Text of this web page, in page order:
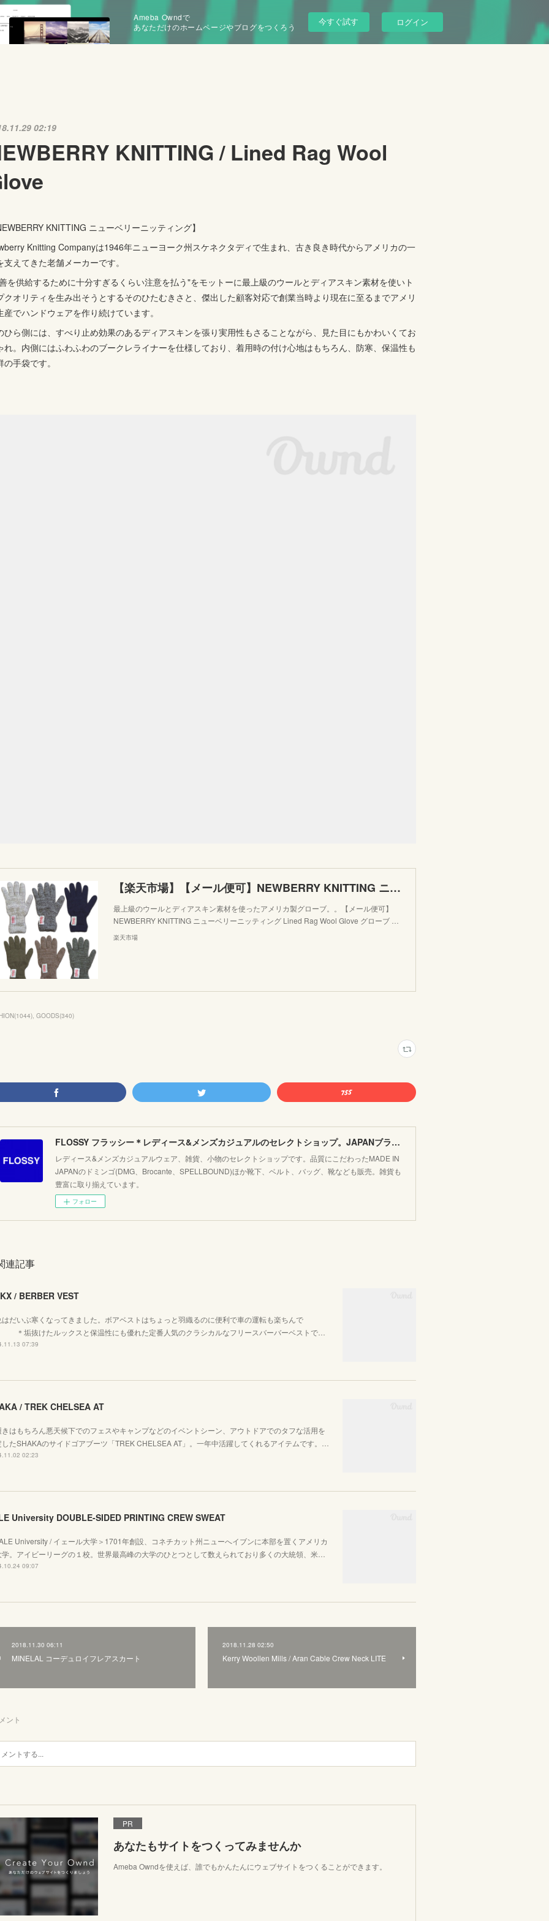
Ameba Owndで
あなただけのホームページやブログをつくろう
今すぐ試す ログイン
02:19
KNITTING / Lined Rag Wool
KNITTING ニューベリーニッティング】
Knitting Companyは1946年ニューヨーク州スケネクタディで生まれ、古き良き時代からアメリカの一
支えてきた老舗メーカーです。
を供給するために十分すぎるくらい注意を払う"をモットーに最上級のウールとディアスキン素材を使いト
クオリティを生み出そうとするそのひたむきさと、傑出した顧客対応で創業当時より現在に至るまでアメリ
産でハンドウェアを作り続けています。
ひら側には、すべり止め効果のあるディアスキンを張り実用性もさることながら、見た目にもかわいくてお
れ。内側にはふわふわのブークレライナーを仕様しており、着用時の付け心地はもちろん、防寒、保温性も
の手袋です。
【楽天市場】【メール便可】NEWBERRY KNITTING ニューベリーニッティング Lined Rag Wool Glove グローブ 手袋 deerskin 防寒 レディース フリーサイズ アメ
最上級のウールとディアスキン素材を使ったアメリカ製グローブ。。【メール便可】
NEWBERRY KNITTING ニューベリーニッティング Lined Rag Wool Glove グローブ …
楽天市場
(1044) GOODS(340)
FLOSSY フラッシー＊レディース&メンズカジュアルのセレクトショップ。JAPANブランド他こだわりのアイテムがたくさん！
レディース&メンズカジュアルウェア、雑貨、小物のセレクトショップです。品質にこだわったMADE IN
JAPANのドミンゴ(DMG、Brocante、SPELLBOUND)ほか靴下、ベルト、バッグ、靴なども販売。雑貨も
豊富に取り揃えています。
フォロー
連記事
/ BERBER VEST
はだいぶ寒くなってきました。ボアベストはちょっと羽織るのに便利で車の運転も楽ちんで
垢抜けたルックスと保温性にも優れた定番人気のクラシカルなフリースバーバーベストで…
07:39
/ TREK CHELSEA AT
はもちろん悪天候下でのフェスやキャンプなどのイベントシーン、アウトドアでのタフな活用を
たSHAKAのサイドゴアブーツ「TREK CHELSEA AT」。一年中活躍してくれるアイテムです。…
02:23
University DOUBLE-SIDED PRINTING CREW SWEAT
University / イェール大学＞1701年創設、コネチカット州ニューへイブンに本部を置くアメリカ
。アイビーリーグの１校。世界最高峰の大学のひとつとして数えられており多くの大統領、米…
09:07
2018.11.30 06:11
MINELAL コーデュロイフレアスカート
2018.11.28 02:50
Kerry Woollen Mills / Aran Cable Crew Neck LITE
ント
PR
あなたもサイトをつくってみませんか
Ameba Owndを使えば、誰でもかんたんにウェブサイトをつくることができます。